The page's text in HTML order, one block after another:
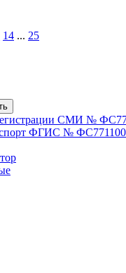
14 ... 25
СМИ №
ФГИС №